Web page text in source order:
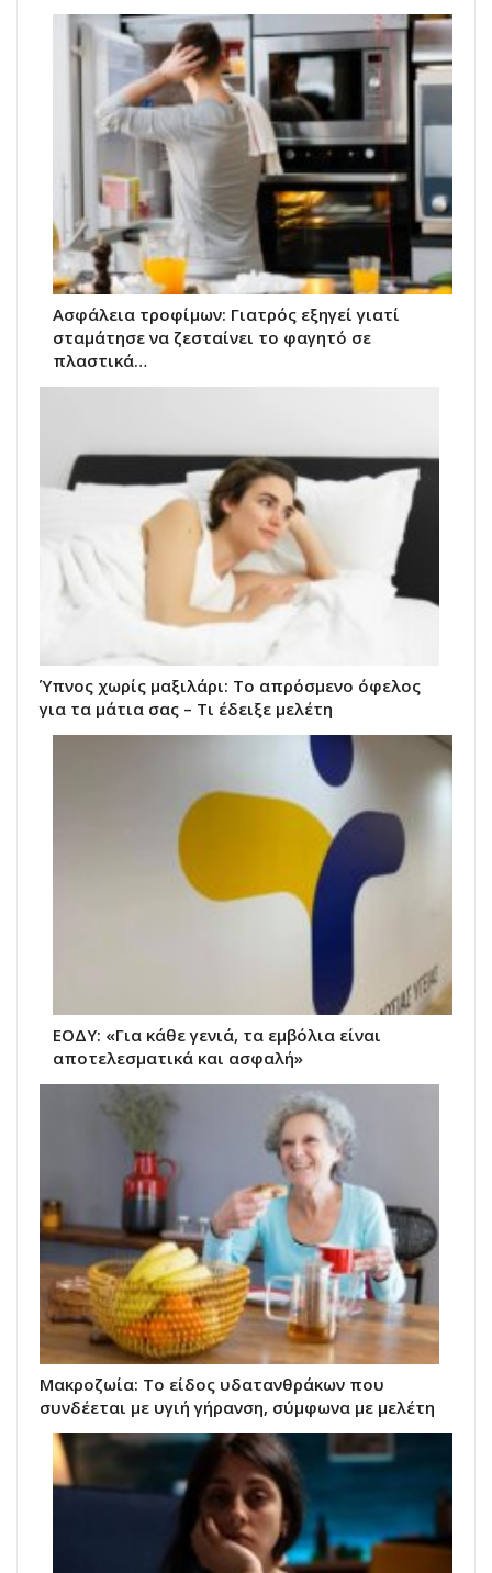
Ασφάλεια τροφίμων: Γιατρός εξηγεί γιατί
σταμάτησε να ζεσταίνει το φαγητό σε
πλαστικά…
Ύπνος χωρίς μαξιλάρι: Το απρόσμενο όφελος
για τα μάτια σας – Τι έδειξε μελέτη
ΕΟΔΥ: «Για κάθε γενιά, τα εμβόλια είναι
αποτελεσματικά και ασφαλή»
Μακροζωία: Το είδος υδατανθράκων που
συνδέεται με υγιή γήρανση, σύμφωνα με μελέτη